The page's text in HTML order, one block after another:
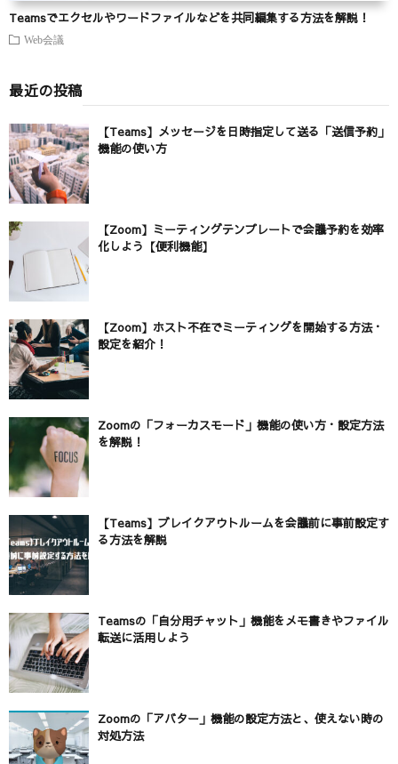
Teamsでエクセルやワードファイルなどを共同編集する方法を解説！
Web会議
最近の投稿
【Teams】メッセージを日時指定して送る「送信予約」
機能の使い方
【Zoom】ミーティングテンプレートで会議予約を効率
化しよう【便利機能】
【Zoom】ホスト不在でミーティングを開始する方法・
設定を紹介！
Zoomの「フォーカスモード」機能の使い方・設定方法
を解説！
【Teams】ブレイクアウトルームを会議前に事前設定す
る方法を解説
Teamsの「自分用チャット」機能をメモ書きやファイル
転送に活用しよう
Zoomの「アバター」機能の設定方法と、使えない時の
対処方法